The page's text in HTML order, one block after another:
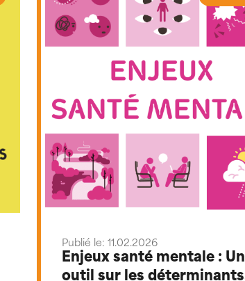
Publié le: 11.02.2026
Enjeux santé mentale : Un
outil sur les déterminants